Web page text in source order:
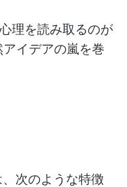
理を読み取るのが
イデアの嵐を巻
次のような特徴